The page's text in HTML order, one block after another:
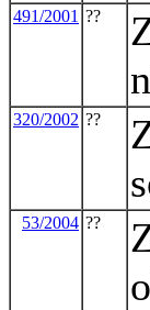
491/2001 ??
320/2002 ??
53/2004 ??